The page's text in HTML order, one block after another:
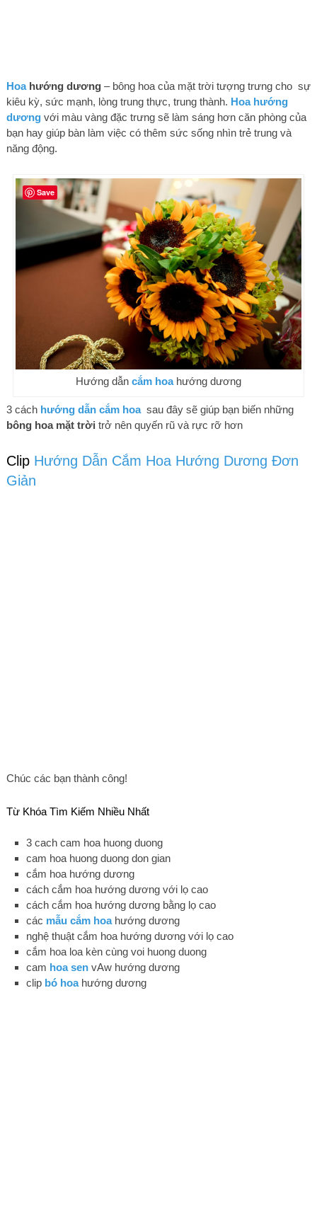
Hoahướng dương– bông hoa của mặt trời tượng trưng cho sự
kiêu kỳ, sức mạnh, lòng trung thực, trung thành. Hoa hướng
dươngvới màu vàng đặc trưng sẽ làm sáng hơn căn phòng của
bạn hay giúp bàn làm việc có thêm sức sống nhìn trẻ trung và
năng động.
Hướng dẫn cắm hoahướng dương
3 cách hướng dẫn cắm hoasau đây sẽ giúp bạn biến những
bông hoa mặt trời trở nên quyến rũ và rực rỡ hơn
Clip Hướng Dẫn Cắm Hoa Hướng Dương Đơn
Giản
Chúc các bạn thành công!
Từ Khóa Tìm Kiếm Nhiều Nhất
3 cach cam hoa huong duong
cam hoa huong duong don gian
cắm hoa hướng dương
cách cắm hoa hướng dương với lọ cao
cách cắm hoa hướng dương bằng lọ cao
các mẫu cắm hoahướng dương
nghệ thuật cắm hoa hướng dương với lọ cao
cắm hoa loa kèn cùng voi huong duong
cam hoa sen vAw hướng dương
clip bó hoahướng dương
Save